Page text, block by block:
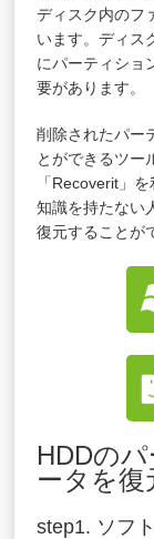
ディスク内のフ
います。ディス
にパーティショ
要があります。
削除されたパー
とができるツー
「Recoverit」
知識を持たない
復元することが
HDDの
ータを復
step1. ソフ